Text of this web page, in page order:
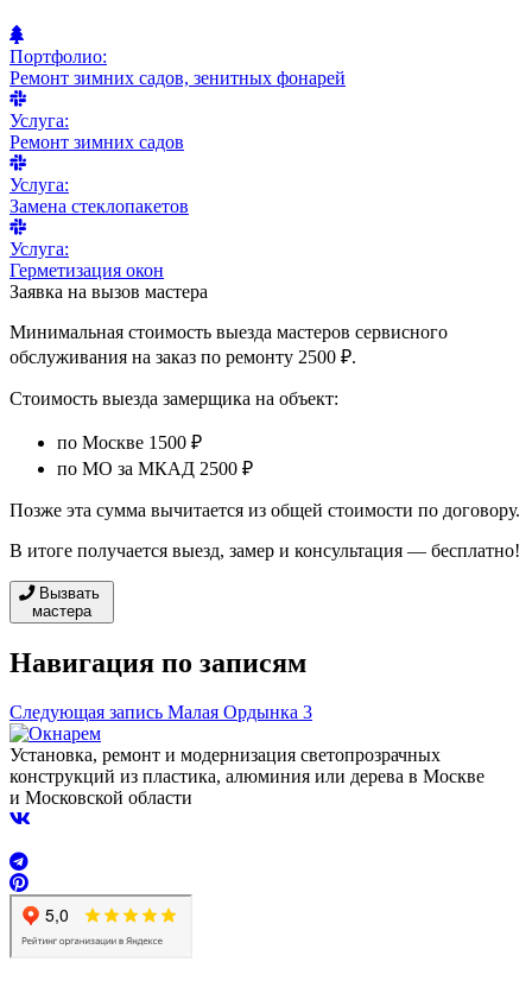
Портфолио:
Ремонт зимних садов, зенитных фонарей
Услуга:
Ремонт зимних садов
Услуга:
Замена стеклопакетов
Услуга:
Герметизация окон
Заявка на вызов мастера
Минимальная стоимость выезда мастеров сервисного
обслуживания на заказ по ремонту 2500 ₽.
Стоимость выезда замерщика на объект:
по Москве 1500 ₽
по МО за МКАД 2500 ₽
Позже эта сумма вычитается из общей стоимости по договору.
В итоге получается выезд, замер и консультация — бесплатно!
Вызвать
мастера
Навигация по записям
Следующая запись Малая Ордынка 3
Установка, ремонт и модернизация светопрозрачных
конструкций из пластика, алюминия или дерева в Москве
и Московской области